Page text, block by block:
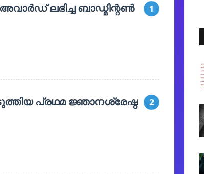
1
ലഭിച്ച ബാഡ്മിന്റൺ
2
പ്രഥമ ജ്ഞാനശ്രേഷ്ഠ